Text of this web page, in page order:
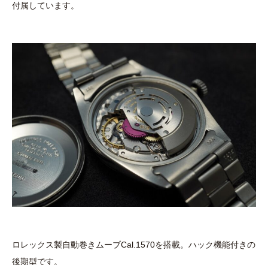
付属しています。
ロレックス製自動巻きムーブCal.1570を搭載。ハック機能付きの
後期型です。